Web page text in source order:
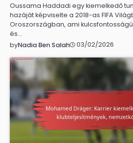
Oussama Haddadi egy kiemelkedő
hazáját képviselte a 2018-as FIFA
Oroszországban, ami
és…
byNadia Ben Salah 03/02/2026